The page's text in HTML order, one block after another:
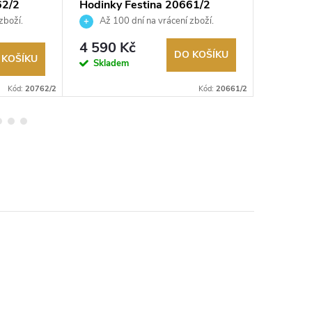
2
Kód: 20762/2
Hodinky Festina 20661/2
Až 100 dní na vrácení zboží.
Autorizovaný prodejce.
4 590 Kč
Skladem
DO KOŠÍKU
Kód: 20661/2